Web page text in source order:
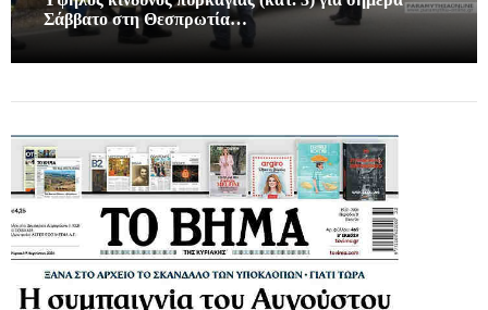
Σάββατο στη Θεσπρωτία…